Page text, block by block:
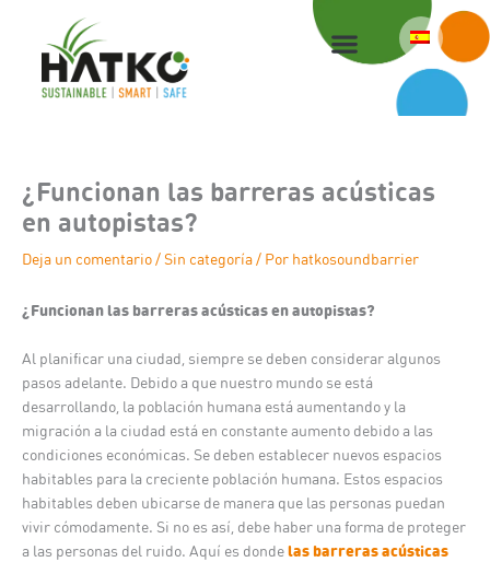
contenido
¿Funcionan las barreras acústicas
en autopistas?
Deja un comentario/Sin categoría/ Por hatkosoundbarrier
¿Funcionan las barreras acústicas en autopistas?
Al planificar una ciudad, siempre se deben considerar algunos
pasos adelante. Debido a que nuestro mundo se está
desarrollando, la población humana está aumentando y la
migración a la ciudad está en constante aumento debido a las
condiciones económicas. Se deben establecer nuevos espacios
habitables para la creciente población humana. Estos espacios
habitables deben ubicarse de manera que las personas puedan
vivir cómodamente. Si no es así, debe haber una forma de proteger
a las personas del ruido. Aquí es dondelas barreras acústicas